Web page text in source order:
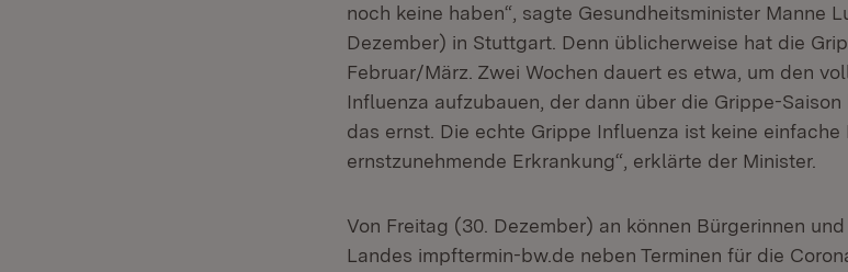
noch keine haben“, sagte Gesundheitsminister Manne
Dezember) in Stuttgart. Denn üblicherweise hat die
Februar/März. Zwei Wochen dauert es etwa, um den
Influenza aufzubauen, der dann über die Grippe-
das ernst. Die echte Grippe Influenza ist keine
ernstzunehmende Erkrankung“, erklärte der Minister.
Von Freitag (30. Dezember) an können Bürgerinnen
Landes impftermin-bw.de neben Terminen für die